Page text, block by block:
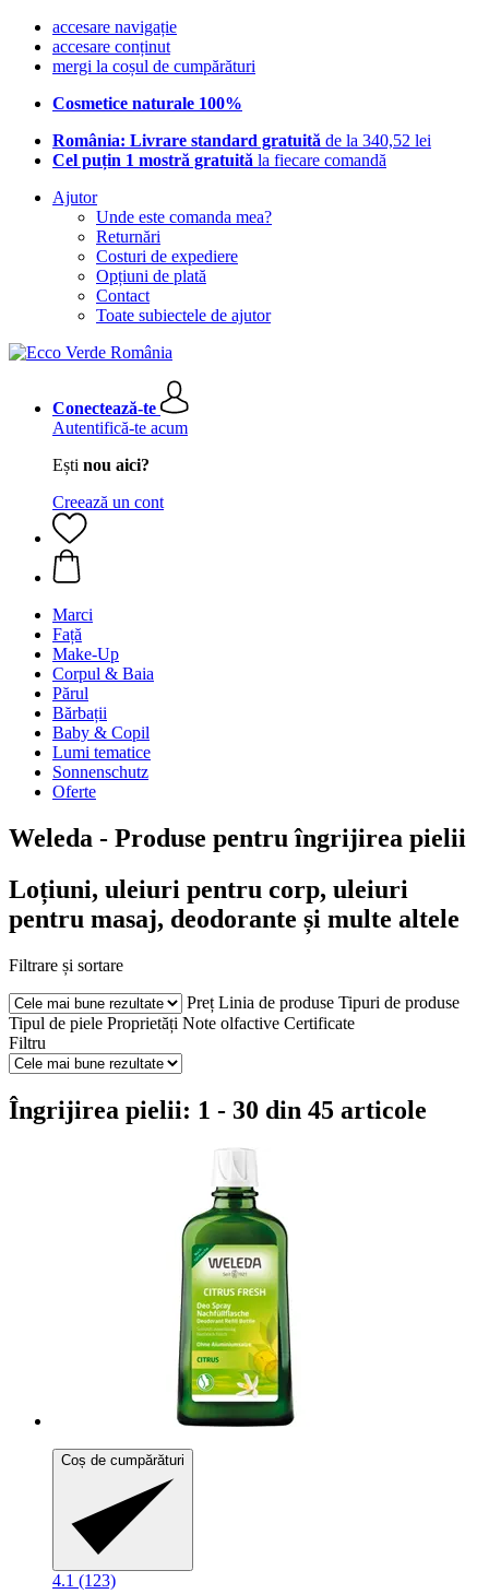
accesare navigație
accesare conținut
mergi la coșul de cumpărături
Cosmetice naturale 100%
România: Livrare standard gratuită de la 340,52 lei
Cel puțin 1 mostră gratuită la fiecare comandă
Ajutor
Unde este comanda mea?
Returnări
Costuri de expediere
Opțiuni de plată
Contact
Toate subiectele de ajutor
Conectează-te
Autentifică-te acum
Ești nou aici?
Creează un cont
Marci
Față
Make-Up
Corpul & Baia
Părul
Bărbații
Baby & Copil
Lumi tematice
Sonnenschutz
Oferte
Weleda - Produse pentru îngrijirea pielii
Loțiuni, uleiuri pentru corp, uleiuri
pentru masaj, deodorante și multe altele
Filtrare și sortare
Preț Linia de produse Tipuri de produse
Tipul de piele Proprietăți Note olfactive Certificate
Filtru
Îngrijirea pielii: 1 - 30 din 45 articole
Coș de cumpărături
4.1 (123)